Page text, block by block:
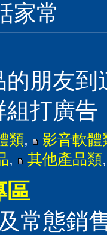
家常
朋友到
組打廣告
類,
影音軟體
, 其他產品類
區
常態銷